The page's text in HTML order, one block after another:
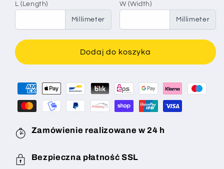
druciana
stali
nierdzewnej,
1,6
(mesh
12),
grubość
0,5
V2A
1.4301
druciana
ze
stali
nierdzewnej,
oczko
1,6
(mesh
12),
grubość
0,5
V2A
1.4301
L (Length)
Millimeter
W (Width)
Millimeter
Dodaj do koszyka
Zamówienie realizowane w 24 h
Bezpieczna płatność SSL